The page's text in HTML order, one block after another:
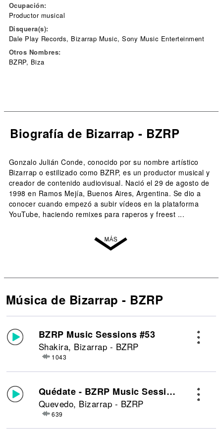
Ocupación:
Productor musical
Disquera(s):
Dale Play Records, Bizarrap Music, Sony Music Enterteinment
Otros Nombres:
BZRP, Biza
Biografía de Bizarrap - BZRP
Gonzalo Julián Conde, conocido por su nombre artístico
Bizarrap o estilizado como BZRP, es un productor musical y
creador de contenido audiovisual. Nació el 29 de agosto de
1998 en Ramos Mejía, Buenos Aires, Argentina. Se dio a
conocer cuando empezó a subir vídeos en la plataforma
YouTube, haciendo remixes para raperos y freest ...
Música de Bizarrap - BZRP
BZRP Music Sessions #53
Shakira, Bizarrap - BZRP
1043
Quédate - BZRP Music Sessions #52
Quevedo, Bizarrap - BZRP
639